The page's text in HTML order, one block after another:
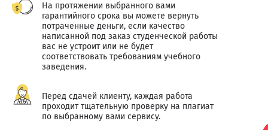
На протяжении выбранного вами
гарантийного срока вы можете вернуть
потраченные деньги, если качество
написанной под заказ студенческой работы
вас не устроит или не будет
соответствовать требованиям учебного
заведения.
Перед сдачей клиенту, каждая работа
проходит тщательную проверку на плагиат
по выбранному вами сервису.